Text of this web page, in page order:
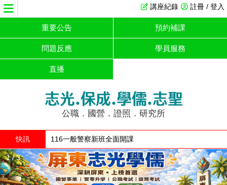
註冊 / 登入
講座紀錄
重要公告 預約補課
問題反應 學員服務
直播
志光.保成.學儒.志聖
公職．國營．證照．研究所
快訊 116一般警察新班全面開課
1 / 3